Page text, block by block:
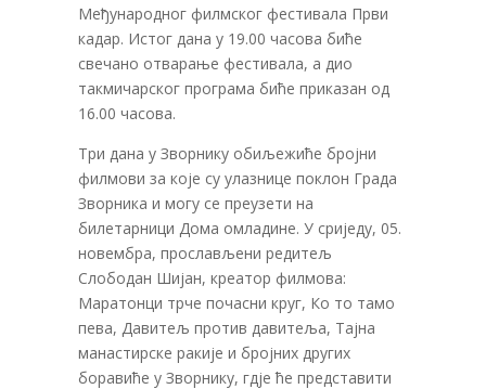
Међународног филмског фестивала Први
кадар. Истог дана у 19.00 часова биће
свечано отварање фестивала, а дио
такмичарског програма биће приказан од
16.00 часова.
Три дана у Зворнику обиљежиће бројни
филмови за које су улазнице поклон Града
Зворника и могу се преузети на
билетарници Дома омладине. У сриједу, 05.
новембра, прослављени редитељ
Слободан Шијан, креатор филмова:
Маратонци трче почасни круг, Ко то тамо
пева, Давитељ против давитеља, Тајна
манастирске ракије и бројних других
боравиће у Зворнику, гдје ће представити